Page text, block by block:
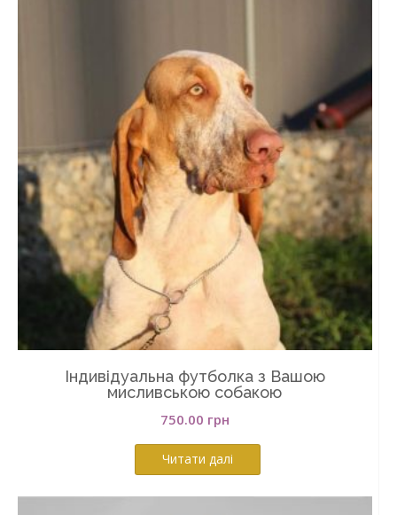
Індивідуальна футболка з Вашою
мисливською собакою
750.00 грн
Читати далі